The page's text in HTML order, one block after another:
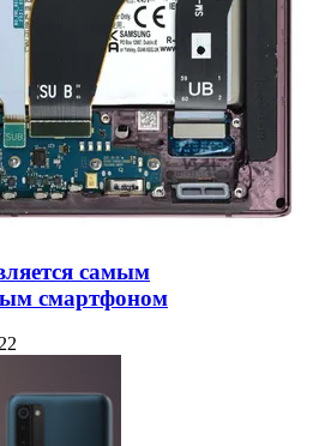
самым
смартфоном